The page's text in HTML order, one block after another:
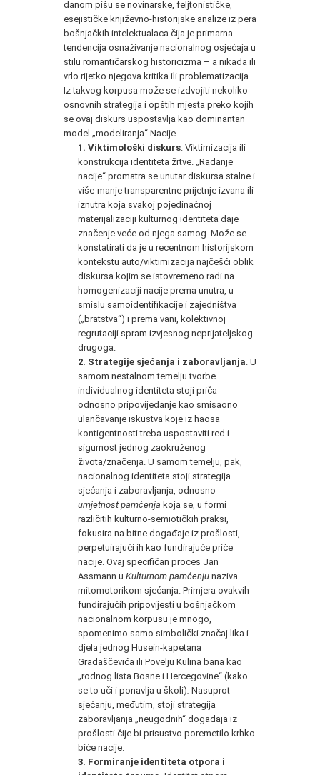
danom pišu se novinarske, feljtonističke,
esejističke književno-historijske analize iz pera
bošnjačkih intelektualaca čija je primarna
tendencija osnaživanje nacionalnog osjećaja u
stilu romantičarskog historicizma – a nikada ili
vrlo rijetko njegova kritika ili problematizacija.
Iz takvog korpusa može se izdvojiti nekoliko
osnovnih strategija i opštih mjesta preko kojih
se ovaj diskurs uspostavlja kao dominantan
model „modeliranja“ Nacije.
1. Viktimološki diskurs . Viktimizacija ili
konstrukcija identiteta žrtve. „Rađanje
nacije“ promatra se unutar diskursa stalne i
više-manje transparentne prijetnje izvana ili
iznutra koja svakoj pojedinačnoj
materijalizaciji kulturnog identiteta daje
značenje veće od njega samog. Može se
konstatirati da je u recentnom historijskom
kontekstu auto/viktimizacija najčešći oblik
diskursa kojim se istovremeno radi na
homogenizaciji nacije prema unutra, u
smislu samoidentifikacije i zajedništva
(„bratstva“) i prema vani, kolektivnoj
regrutaciji spram izvjesnog neprijateljskog
drugoga.
2. Strategije sjećanja i zaboravljanja . U
samom nestalnom temelju tvorbe
individualnog identiteta stoji priča
odnosno pripovijedanje kao smisaono
ulančavanje iskustva koje iz haosa
kontigentnosti treba uspostaviti red i
sigurnost jednog zaokruženog
života/značenja. U samom temelju, pak,
nacionalnog identiteta stoji strategija
sjećanja i zaboravljanja, odnosno
umjetnost pamćenja koja se, u formi
različitih kulturno-semiotičkih praksi,
fokusira na bitne događaje iz prošlosti,
perpetuirajući ih kao fundirajuće priče
nacije. Ovaj specifičan proces Jan
Assmann u Kulturnom pamćenju naziva
mitomotorikom sjećanja. Primjera ovakvih
fundirajućih pripovijesti u bošnjačkom
nacionalnom korpusu je mnogo,
spomenimo samo simbolički značaj lika i
djela jednog Husein-kapetana
Gradaščevića ili Povelju Kulina bana kao
„rodnog lista Bosne i Hercegovine“ (kako
se to uči i ponavlja u školi) Nasuprot
sjećanju, međutim, stoji strategija
zaboravljanja „neugodnih“ događaja iz
prošlosti čije bi prisustvo poremetilo krhko
biće nacije.
3. Formiranje identiteta otpora i